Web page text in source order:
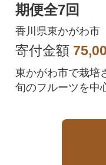
期便全7回
香川県東かがわ市
寄付金額
東かがわ市で栽培
旬のフルーツを中